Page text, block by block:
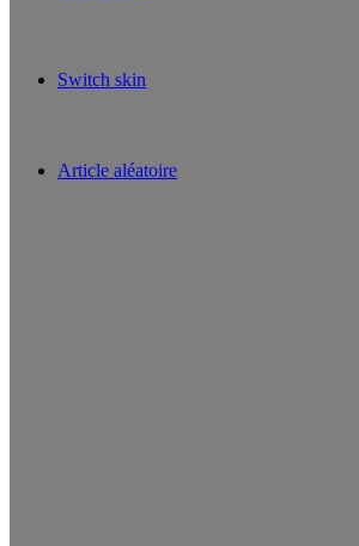
Switch skin
Article aléatoire